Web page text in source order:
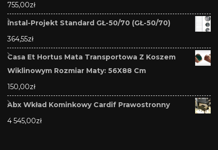
755,00zł
Instal-Projekt Standard GŁ-50/70 (GŁ-50/70)
364,55zł
Casa Et Hortus Mata Transportowa Z Koszem
Wiklinowym Rozmiar Maty: 56X88 Cm
150,00zł
Abx Wkład Kominkowy Cardif Prawostronny
4 545,00zł